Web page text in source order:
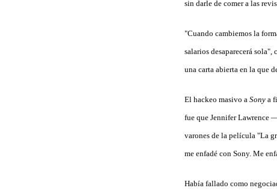
sin darle de comer a las
"Cuando cambiemos la
salarios desaparecerá
una carta abierta en la que
El hackeo masivo a Sony a
fue que Jennifer Lawrence
varones de la película "La
me enfadé con Sony. Me
Había fallado como